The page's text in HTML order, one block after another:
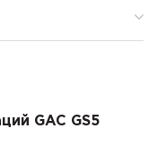
GAC GS5